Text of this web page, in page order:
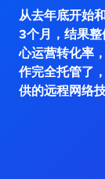
从去年底开始
3个月，结果
心运营转化率
作完全托管了
供的远程网络